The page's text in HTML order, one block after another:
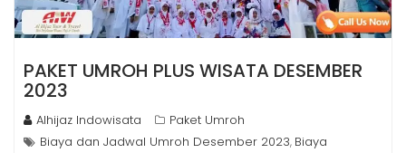
PAKET UMROH PLUS WISATA DESEMBER
2023
Alhijaz Indowisata
Paket Umroh
Biaya dan Jadwal Umroh Desember 2023, Biaya